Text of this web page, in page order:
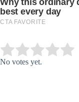
Rate this item:
No votes yet.